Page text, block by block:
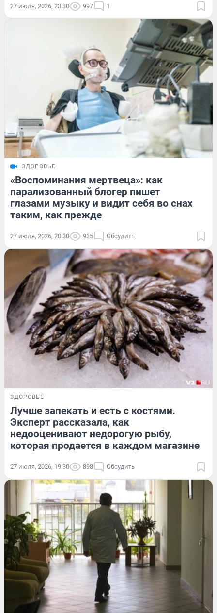
27 июля, 2026, 23:30 997 1
ЗДОРОВЬЕ
«Воспоминания мертвеца»: как
парализованный блогер пишет
глазами музыку и видит себя во снах
таким, как прежде
27 июля, 2026, 20:30 935 Обсудить
ЗДОРОВЬЕ
Лучше запекать и есть с костями.
Эксперт рассказала, как
недооценивают недорогую рыбу,
которая продается в каждом магазине
27 июля, 2026, 19:30 898 Обсудить